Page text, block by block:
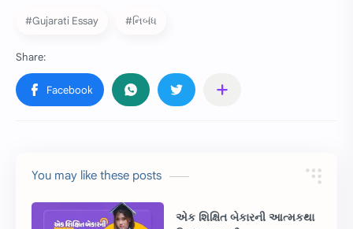
#Gujarati Essay #નિબંધ
You may like these posts
એક શિક્ષિત બેકારની આત્મકથા